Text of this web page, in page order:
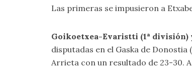
Las primeras se impusieron a
Goikoetxea-Evaristti (1ª división)
disputadas en el Gaska de
Arrieta con un resultado de 23-30.